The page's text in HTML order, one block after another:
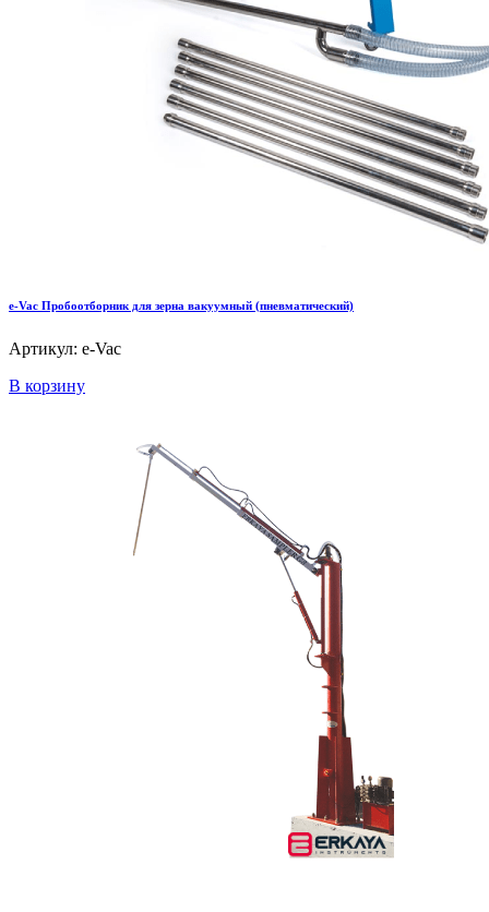
e-Vac Пробоотборник для зерна вакуумный (пневматический)
Артикул: e-Vac
В корзину